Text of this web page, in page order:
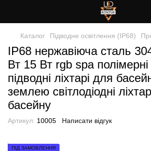
Каталог Підводне освітлення (IP68)
IP68 нержавіюча сталь
Вт 15 Вт rgb spa полімерні
підводні ліхтарі для
землею світлодіодні
басейну
Артикул: 10005 Написати відгук
ПІД ЗАМОВЛЕННЯ